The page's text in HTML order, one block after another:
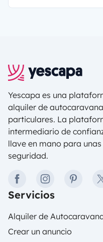
desérticos por otra.
también destacan por
únicos. Si planeas
próximas vacaciones
encanto de los
Yescapa es una
alquiler de
particulares. La
intermediario de
llave en mano para
seguridad.
facebookinstagrampinterest
Servicios
Alquiler de
Crear un anuncio